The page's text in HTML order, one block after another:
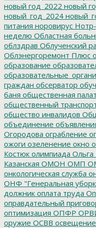
новый год_2022 новый
новый_год_2024
питания норовирус
неделю Областная
облздрав Облученский
Облэнергоремонт Плюс
образование
граждан обсерватор
баня общественная
общественный
общество инвалидов
объединение
Огородова ограбление
ожоги озеленение окно
Костюк олимпиада Ольга
Казанская ОМОН ОМП
онкологическая служба
ОНФ "Генеральная
должник оплата труда
оправдательный
оптимизация ОПФР
оружие ОСВВ освещение